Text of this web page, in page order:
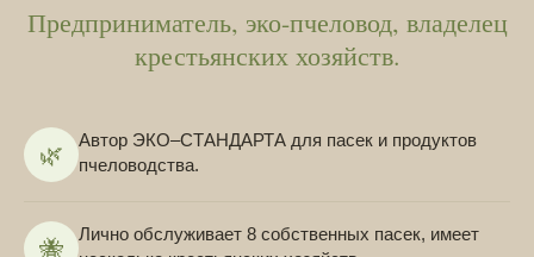
Предприниматель, эко-пчеловод, владелец
крестьянских хозяйств.
🌿
Автор ЭКО–СТАНДАРТА для пасек и продуктов
пчеловодства.
🐝
Лично обслуживает 8 собственных пасек, имеет